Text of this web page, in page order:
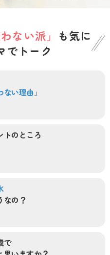
わない派」 も気に
でトーク
ない理由」
トのところ
なの？
で